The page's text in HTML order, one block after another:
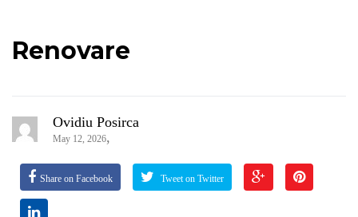
Renovare
Ovidiu Posirca
May 12, 2026,
Share on Facebook Tweet on Twitter